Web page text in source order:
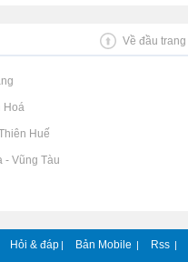
Về đầu trang
Hoá
Huế
- Vũng Tàu
Hỏi & đáp | Bản Mobile | Rss |